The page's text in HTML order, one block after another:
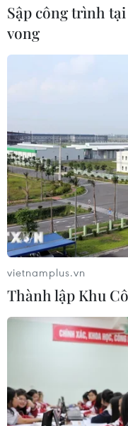
#hợp tác nông nghiệp
#thị trường xuất khẩu
#Hiệp định Paris về
Sập công trình
vong
vietnamplus.vn
Thành lập Khu